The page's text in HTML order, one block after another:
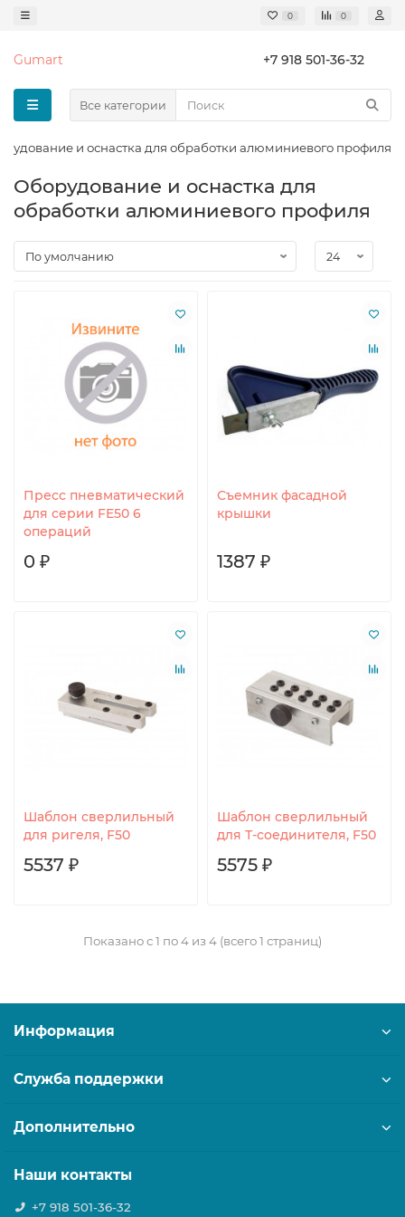
0 0
Gumart +7 918 501-36-32
Все категории
и оснастка для обработки алюминиевого профиля
Оборудование и оснастка для
обработки алюминиевого профиля
Пресс пневматический
для серии FE50 6
операций
0 ₽
Съемник фасадной
крышки
1387 ₽
Шаблон сверлильный
для ригеля, F50
5537 ₽
Шаблон сверлильный
для Т-соединителя, F50
5575 ₽
Показано с 1 по 4 из 4 (всего 1 страниц)
Информация
Служба поддержки
Дополнительно
Наши контакты
+7 918 501-36-32